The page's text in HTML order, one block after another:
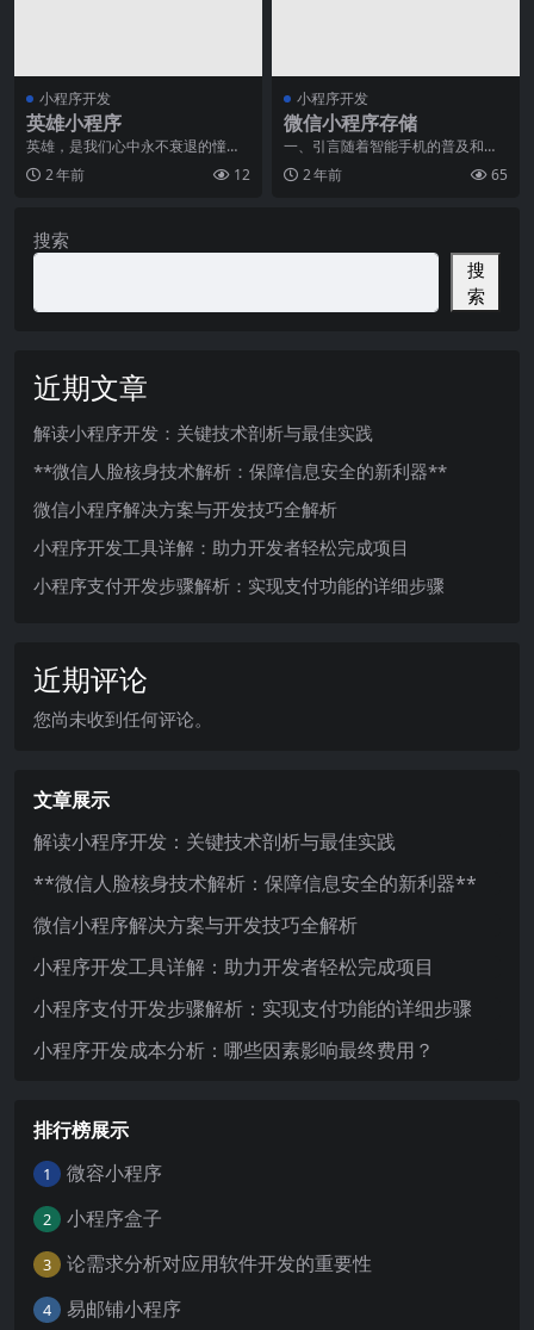
小程序开发
英雄小程序
英雄，是我们心中永不衰退的憧
憬。无论是超能力者、神话传说中
的英雄，还是现实中的烈
2 年前 12
小程序开发
微信小程序存储
一、引言随着智能手机的普及和移
动互联网的快速发展，微信小程序
在短时间内迅速崛起。
2 年前 65
搜索
搜
索
近期文章
解读小程序开发：关键技术剖析与最佳实践
**微信人脸核身技术解析：保障信息安全的新利器**
微信小程序解决方案与开发技巧全解析
小程序开发工具详解：助力开发者轻松完成项目
小程序支付开发步骤解析：实现支付功能的详细步骤
近期评论
您尚未收到任何评论。
文章展示
解读小程序开发：关键技术剖析与最佳实践
**微信人脸核身技术解析：保障信息安全的新利器**
微信小程序解决方案与开发技巧全解析
小程序开发工具详解：助力开发者轻松完成项目
小程序支付开发步骤解析：实现支付功能的详细步骤
小程序开发成本分析：哪些因素影响最终费用？
排行榜展示
1 微容小程序
2 小程序盒子
3 论需求分析对应用软件开发的重要性
4 易邮铺小程序